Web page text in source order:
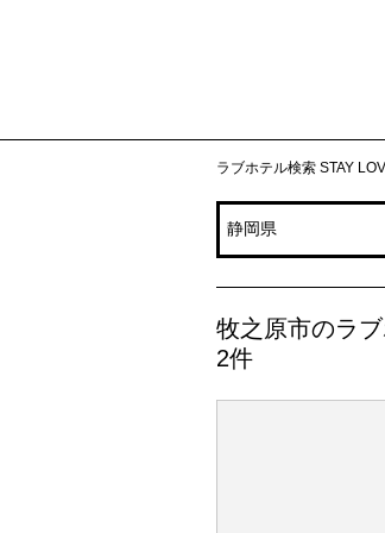
ラブホテル検索 STAY
牧之原市のラ
2件